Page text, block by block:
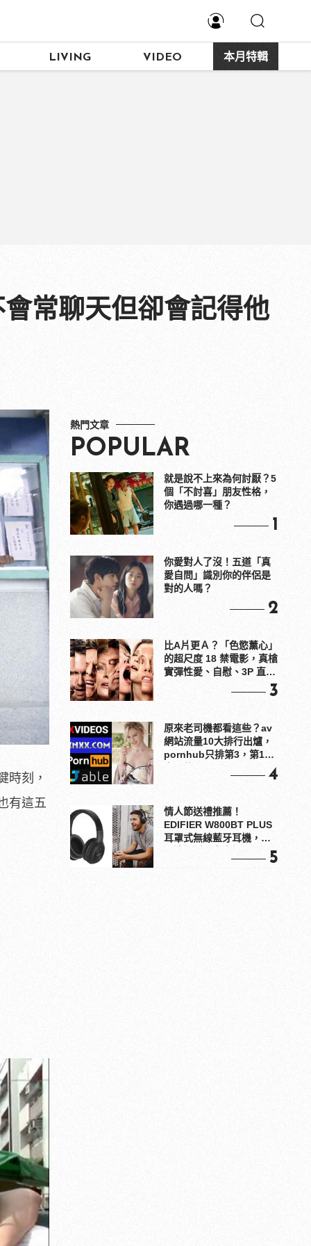
LIVING VIDEO 本月特輯
常聊天但卻會記得他
時刻，
有這五
熱門文章
POPULAR
就是說不上來為何討厭？5
個「不討喜」朋友性格，
你遇過哪一種？
1
你愛對人了沒！五道「真
愛自問」識別你的伴侶是
對的人嗎？
2
比A片更Ａ？「色慾薰心」
的超尺度 18 禁電影，真槍
實彈性愛、自慰、3P 直接
3
原來老司機都看這些？av
網站流量10大排行出爐，
pornhub只排第3，第1名
4
情人節送禮推薦！
EDIFIER W800BT PLUS
耳罩式無線藍牙耳機，在
5